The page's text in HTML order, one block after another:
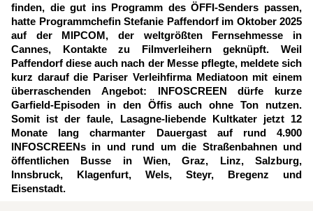
finden, die gut ins Programm des ÖFFI-Senders passen,
hatte Programmchefin Stefanie Paffendorf im Oktober 2025
auf der MIPCOM, der weltgrößten Fernsehmesse in
Cannes, Kontakte zu Filmverleihern geknüpft. Weil
Paffendorf diese auch nach der Messe pflegte, meldete sich
kurz darauf die Pariser Verleihfirma Mediatoon mit einem
überraschenden Angebot: INFOSCREEN dürfe kurze
Garfield-Episoden in den Öffis auch ohne Ton nutzen.
Somit ist der faule, Lasagne-liebende Kultkater jetzt 12
Monate lang charmanter Dauergast auf rund 4.900
INFOSCREENs in und rund um die Straßenbahnen und
öffentlichen Busse in Wien, Graz, Linz, Salzburg,
Innsbruck, Klagenfurt, Wels, Steyr, Bregenz und
Eisenstadt.